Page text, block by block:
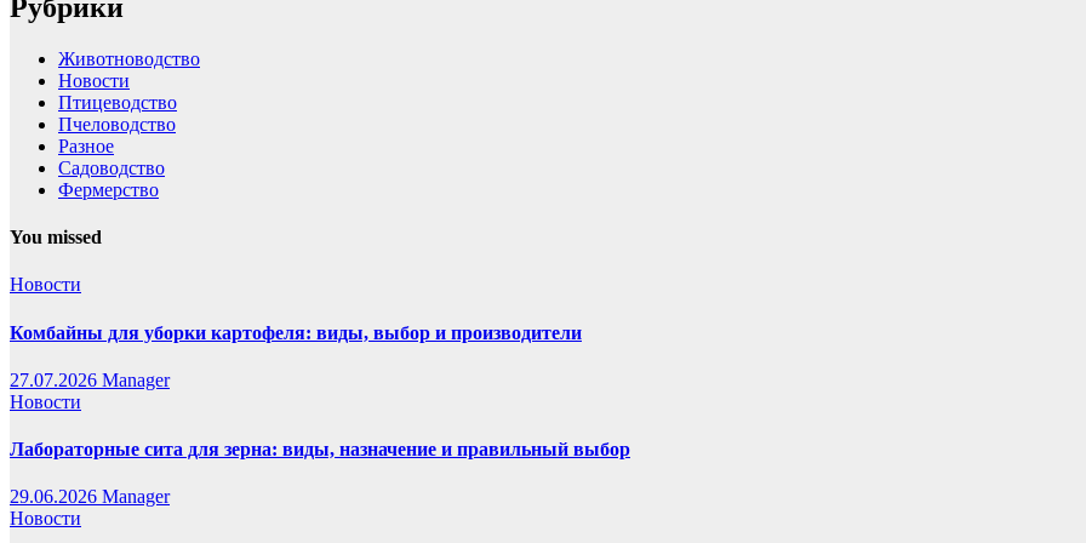
Рубрики
Животноводство
Новости
Птицеводство
Пчеловодство
Разное
Садоводство
Фермерство
You missed
Новости
Комбайны для уборки картофеля: виды, выбор и производители
27.07.2026 Manager
Новости
Лабораторные сита для зерна: виды, назначение и правильный выбор
29.06.2026 Manager
Новости